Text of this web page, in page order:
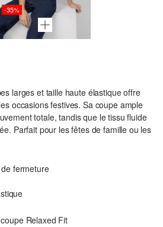
-35%
larges et taille haute élastique offre
occasions festives. Sa coupe ample
totale, tandis que le tissu fluide
Parfait pour les fêtes de famille ou les
fermeture
coupe Relaxed Fit